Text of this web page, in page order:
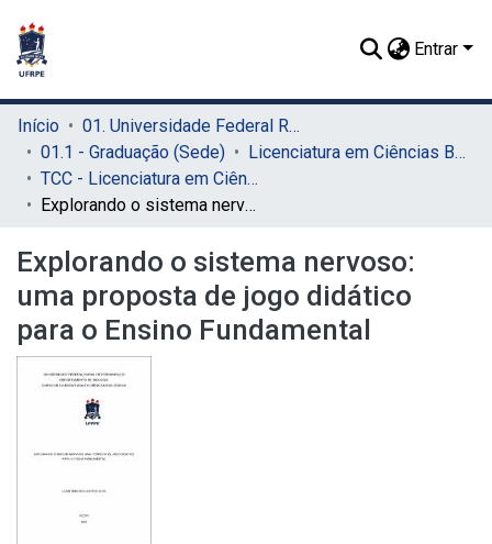
Entrar
Início
01. Universidade Federal Rural de Pernambuco - UFRPE (Sede)
01.1 - Graduação (Sede)
Licenciatura em Ciências Biológicas (Sede)
TCC - Licenciatura em Ciências Biológicas (Sede)
Explorando o sistema nervoso: uma proposta de jogo didático para o Ensino Fundamental
Explorando o sistema nervoso:
uma proposta de jogo didático
para o Ensino Fundamental